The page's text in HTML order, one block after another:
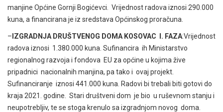
manjine Općine Gornji Bogićevci. Vrijednost radova iznosi 290.000
kuna, a financirana je iz sredstava Općinskog proračuna.
– IZGRADNJA DRUŠTVENOG DOMA KOSOVAC I. FAZA:Vrijednost
radova iznosi 1.380.000 kuna. Sufinancira ih Ministarstvo
regionalnog razvoja i fondova EU za općine u kojima žive
pripadnici nacionalnih manjina, pa tako i ovaj projekt.
Sufinanciranje iznosi 441.000 kuna. Radovi bi trebali biti gotovi do
kraja 2021. godine. Stari društveni dom je bio u ruševnom stanju i
neupotrebljiv, te se stoga krenulo sa izgradnjom novog doma.